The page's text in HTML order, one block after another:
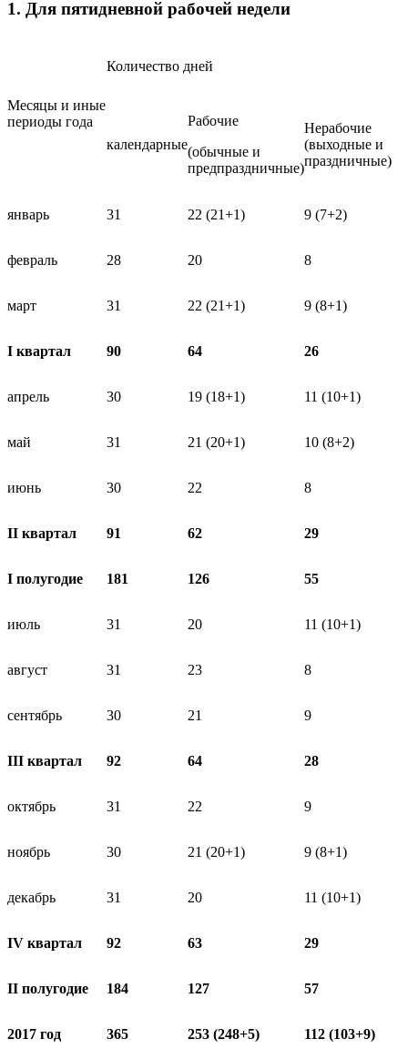
1. Для пятидневной рабочей недели
Месяцы и иные
периоды года
Количество дней
календарные
Рабочие
(обычные и
предпраздничные)
Нерабочие
(выходные и
праздничные)
январь 31 22 (21+1) 9 (7+2)
февраль 28 20 8
март 31 22 (21+1) 9 (8+1)
I квартал 90 64 26
апрель 30 19 (18+1) 11 (10+1)
май 31 21 (20+1) 10 (8+2)
июнь 30 22 8
II квартал 91 62 29
I полугодие 181 126 55
июль 31 20 11 (10+1)
август 31 23 8
сентябрь 30 21 9
III квартал 92 64 28
октябрь 31 22 9
ноябрь 30 21 (20+1) 9 (8+1)
декабрь 31 20 11 (10+1)
IV квартал 92 63 29
II полугодие 184 127 57
2017 год 365 253 (248+5) 112 (103+9)